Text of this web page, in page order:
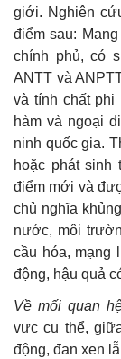
giới. Nghiên
điểm sau:
chính phủ, có
ANTT và
và tính chất
hàm và ngoại
ninh quốc gia.
hoặc phát
điểm mới và
chủ nghĩa
nước, môi
cầu hóa, mạng
động, hậu quả
Về mối quan
vực cụ thể,
động, đan xen